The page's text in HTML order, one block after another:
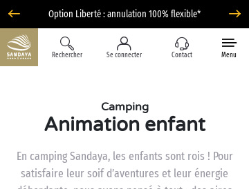
Option Liberté : annulation 100% flexible*
Rechercher Se connecter Contact Menu
Camping
Animation enfant
En camping Sandaya, les enfants sont rois ! Pour
satisfaire leur soif d’aventures et leur énergie